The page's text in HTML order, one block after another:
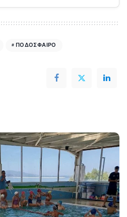
ΠΟΔΟΣΦΑΙΡΟ